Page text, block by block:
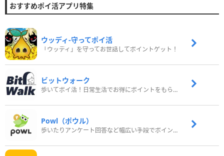
おすすめポイ活アプリ特集
ウッディ‐守ってポイ活
「ウッディ」を守ってお世話してポイントゲット！
ビットウォーク
歩いてポイ活！日常生活でお得にポイントをもらおう
Powl（ポウル）
歩いたりアンケート回答など幅広い手段でポイントをゲット